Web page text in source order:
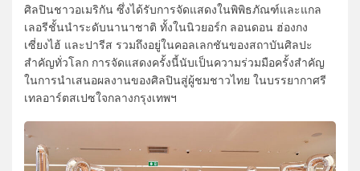
ศิลปินชาวอเมริกัน ซึ่งได้รับการจัดแสดงในพิพิธภัณฑ์และแกล
เลอรีชั้นนำระดับนานาชาติ ทั้งในนิวยอร์ก ลอนดอน ฮ่องกง
เซี่ยงไฮ้ และปารีส รวมถึงอยู่ในคอลเลกชันของสถาบันศิลปะ
สำคัญทั่วโลก การจัดแสดงครั้งนี้นับเป็นความร่วมมือครั้งสำคัญ
ในการนำเสนอผลงานของศิลปินสู่ผู้ชมชาวไทย ในบรรยากาศรี
เทลอาร์ตสเปซใจกลางกรุงเทพฯ